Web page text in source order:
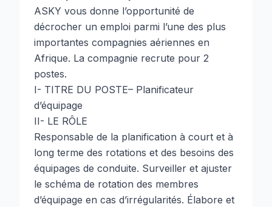
ASKY vous donne l’opportunité de
décrocher un emploi parmi l’une des plus
importantes compagnies aériennes en
Afrique. La compagnie recrute pour 2
postes.
I- TITRE DU POSTE– Planificateur
d’équipage
II- LE RÔLE
Responsable de la planification à court et à
long terme des rotations et des besoins des
équipages de conduite. Surveiller et ajuster
le schéma de rotation des membres
d’équipage en cas d’irrégularités. Élabore et